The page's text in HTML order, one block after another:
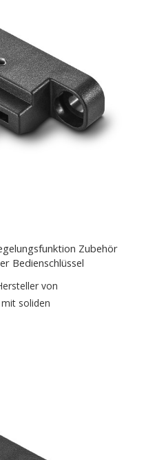
Zubehör
Bedienschlüssel
von
soliden